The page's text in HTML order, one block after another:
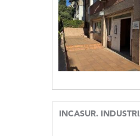
INCASUR.